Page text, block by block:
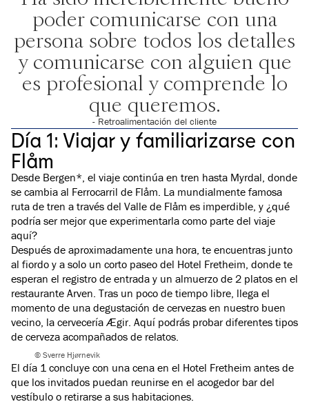
poder comunicarse con una
persona sobre todos los detalles
y comunicarse con alguien que
es profesional y comprende lo
que queremos.
- Retroalimentación del cliente
Día 1: Viajar y familiarizarse con
Flåm
Desde Bergen*, el viaje continúa en tren hasta Myrdal, donde
se cambia al Ferrocarril de Flåm. La mundialmente famosa
ruta de tren a través del Valle de Flåm es imperdible, y ¿qué
podría ser mejor que experimentarla como parte del viaje
aquí?
Después de aproximadamente una hora, te encuentras junto
al fiordo y a solo un corto paseo del Hotel Fretheim, donde te
esperan el registro de entrada y un almuerzo de 2 platos en el
restaurante Arven. Tras un poco de tiempo libre, llega el
momento de una degustación de cervezas en nuestro buen
vecino, la cervecería Ægir. Aquí podrás probar diferentes tipos
de cerveza acompañados de relatos.
© Sverre Hjørnevik
El día 1 concluye con una cena en el Hotel Fretheim antes de
que los invitados puedan reunirse en el acogedor bar del
vestíbulo o retirarse a sus habitaciones.